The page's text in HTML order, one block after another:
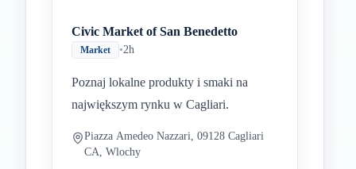
Civic Market of San Benedetto
Market •2h
Poznaj lokalne produkty i smaki na
największym rynku w Cagliari.
Piazza Amedeo Nazzari, 09128 Cagliari
CA, Wlochy